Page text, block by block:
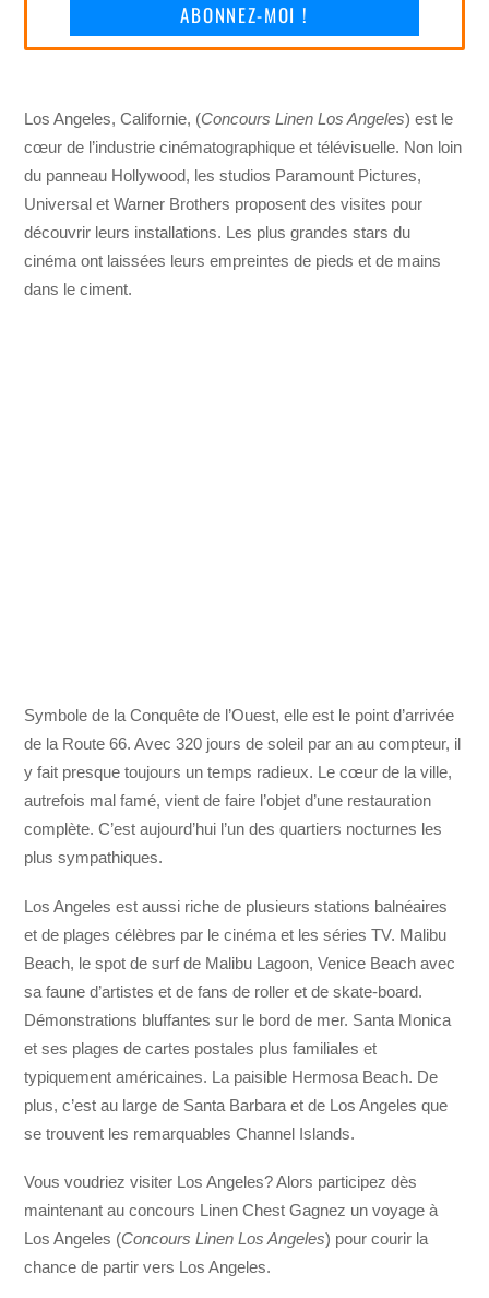
ABONNEZ-MOI !
Los Angeles, Californie, (Concours Linen Los Angeles) est le
cœur de l’industrie cinématographique et télévisuelle. Non loin
du panneau Hollywood, les studios Paramount Pictures,
Universal et Warner Brothers proposent des visites pour
découvrir leurs installations. Les plus grandes stars du
cinéma ont laissées leurs empreintes de pieds et de mains
dans le ciment.
Symbole de la Conquête de l’Ouest, elle est le point d’arrivée
de la Route 66. Avec 320 jours de soleil par an au compteur, il
y fait presque toujours un temps radieux. Le cœur de la ville,
autrefois mal famé, vient de faire l’objet d’une restauration
complète. C’est aujourd’hui l’un des quartiers nocturnes les
plus sympathiques.
Los Angeles est aussi riche de plusieurs stations balnéaires
et de plages célèbres par le cinéma et les séries TV. Malibu
Beach, le spot de surf de Malibu Lagoon, Venice Beach avec
sa faune d’artistes et de fans de roller et de skate-board.
Démonstrations bluffantes sur le bord de mer. Santa Monica
et ses plages de cartes postales plus familiales et
typiquement américaines. La paisible Hermosa Beach. De
plus, c’est au large de Santa Barbara et de Los Angeles que
se trouvent les remarquables Channel Islands.
Vous voudriez visiter Los Angeles? Alors participez dès
maintenant au concours Linen Chest Gagnez un voyage à
Los Angeles (Concours Linen Los Angeles) pour courir la
chance de partir vers Los Angeles.